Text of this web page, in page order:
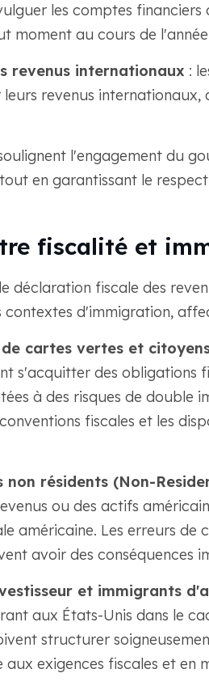
les comptes financiers
moment au cours de
revenus internationaux :
revenus internationaux,
l'engagement du
en garantissant le
fiscalité et
déclaration fiscale des
contextes d'immigration,
cartes vertes et
s'acquitter des obligations
à des risques de double
fiscales et les
non résidents (Non-
ou des actifs
américaine. Les erreurs de
avoir des conséquences
et immigrants
aux États-Unis dans le
structurer
exigences fiscales et en